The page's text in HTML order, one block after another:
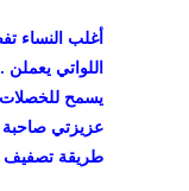
أغلب النساء
اللواتي
يسمح للخصلات
عزيزتي
طريقة تصفيف